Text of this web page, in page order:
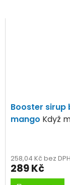
Booster sirup
mango Když
258,04 Kč bez DPH
289 Kč